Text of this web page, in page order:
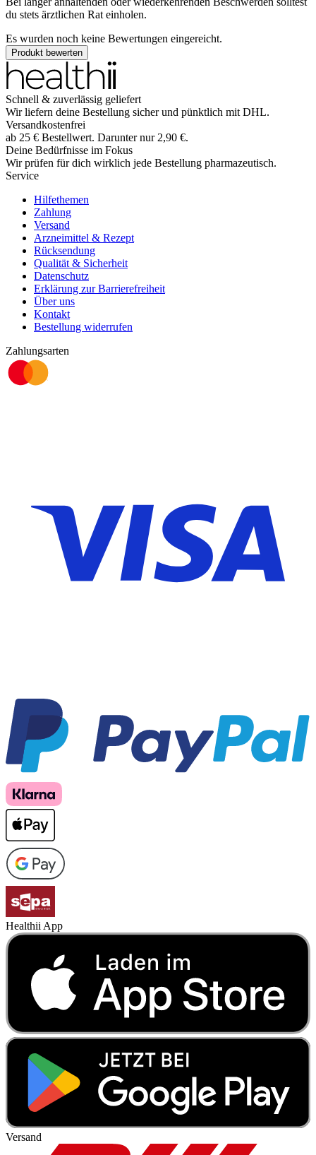
du stets ärztlichen Rat einholen.
Es wurden noch keine Bewertungen eingereicht.
Produkt bewerten
Schnell & zuverlässig geliefert
Wir liefern deine Bestellung sicher und pünktlich mit DHL.
Versandkostenfrei
ab 25 € Bestellwert. Darunter nur 2,90 €.
Deine Bedürfnisse im Fokus
Wir prüfen für dich wirklich jede Bestellung pharmazeutisch.
Service
Hilfethemen
Zahlung
Versand
Arzneimittel & Rezept
Rücksendung
Qualität & Sicherheit
Datenschutz
Erklärung zur Barrierefreiheit
Über uns
Kontakt
Bestellung widerrufen
Zahlungsarten
Healthii App
Versand